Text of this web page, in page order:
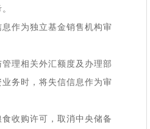
作为独立基金销售机构审
理相关外汇额度及办理部
务时，将失信信息作为审
收购许可，取消中央储备